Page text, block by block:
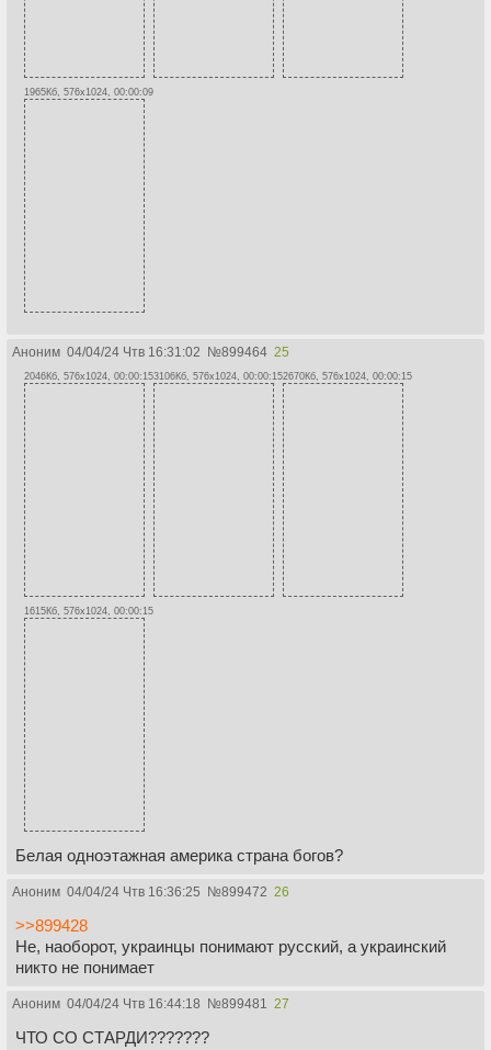
1965Кб, 576x1024, 00:00:09
Аноним 04/04/24 Чтв 16:31:02 №899464 25
2046Кб, 576x1024, 00:00:153106Кб, 576x1024, 00:00:152670Кб, 576x1024, 00:00:15
1615Кб, 576x1024, 00:00:15
Белая одноэтажная америка страна богов?
Аноним 04/04/24 Чтв 16:36:25 №899472 26
>>899428
Не, наоборот, украинцы понимают русский, а украинский
никто не понимает
Аноним 04/04/24 Чтв 16:44:18 №899481 27
ЧТО СО СТАРДИ???????